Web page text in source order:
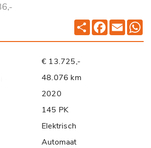
Deel Facebook
Email
€ 13.725,-
48.076 km
2020
145 PK
Elektrisch
Automaat